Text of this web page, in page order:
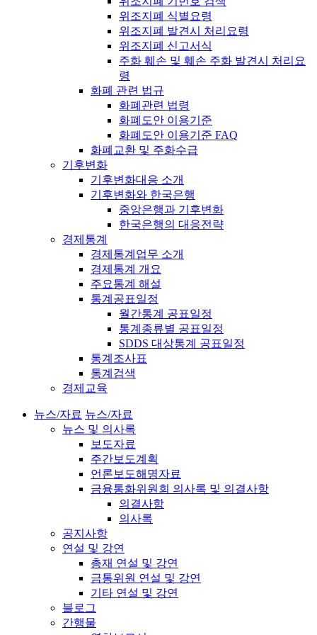
위조지폐 식별요령
위조지폐 발견시 처리요령
위조지폐 신고서식
주화 훼손 및 훼손 주화 발견시 처리요
령
화폐 관련 법규
화폐관련 법령
화폐도안 이용기준
화폐도안 이용기준 FAQ
화폐교환 및 주화수급
기후변화
기후변화대응 소개
기후변화와 한국은행
중앙은행과 기후변화
한국은행의 대응전략
경제통계
경제통계업무 소개
경제통계 개요
주요통계 해설
통계공표일정
월간통계 공표일정
통계종류별 공표일정
SDDS 대상통계 공표일정
통계조사표
통계검색
경제교육
뉴스/자료 뉴스/자료
뉴스 및 의사록
보도자료
주간보도계획
언론보도해명자료
금융통화위원회 의사록 및 의결사항
의결사항
의사록
공지사항
연설 및 강연
총재 연설 및 강연
금통위원 연설 및 강연
기타 연설 및 강연
블로그
간행물